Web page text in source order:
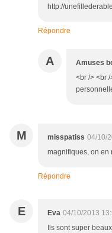
http://
Répondre
A Amuses
<br /> <br
M misspatiss 04/10/
magnifiques, on en
Répondre
E Eva 04/10/2013
Ils sont super